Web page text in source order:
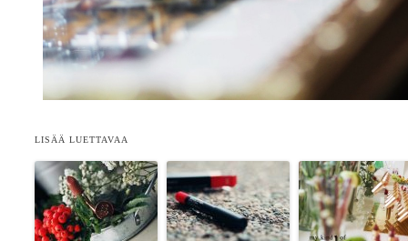
LISÄÄ LUETTAVAA